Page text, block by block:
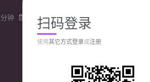
钟 2025-05-07 一棵会开花的树
扫码登录
使用其它方式登录或注册